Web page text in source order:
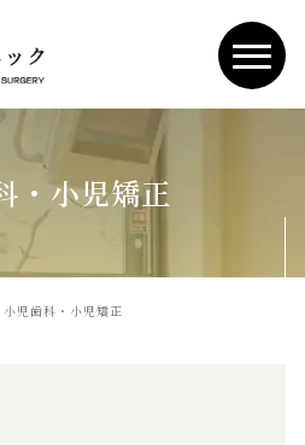
・小児矯正
小児歯科・小児矯正